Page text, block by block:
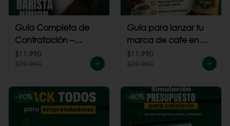
Guía Completa de
Contratación –
Barista Junior
$11.990
$59.990
Guía para lanzar tu
marca de cafe en
Chile
$11.990
$59.990
-90% -80%